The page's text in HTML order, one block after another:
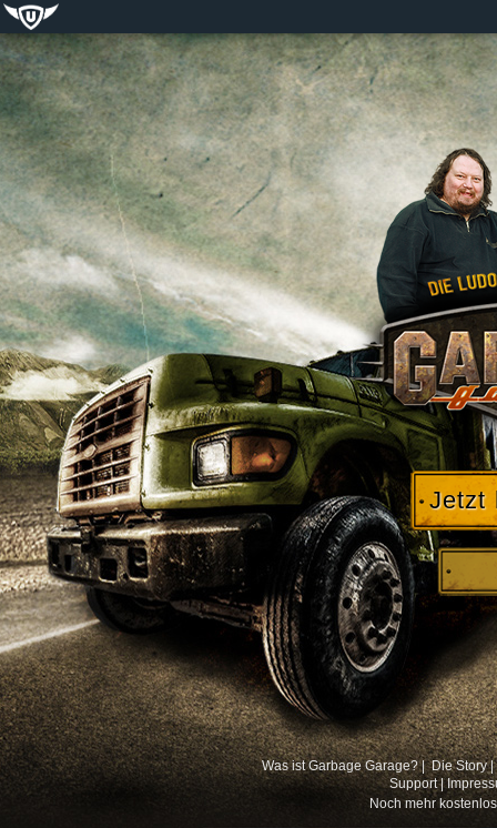
Jetzt
Was ist Garbage Garage? | Die Story |
Support|
Noch mehr